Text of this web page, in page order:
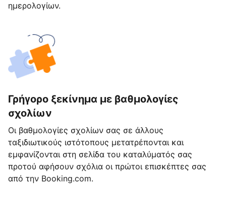
ημερολογίων.
Γρήγορο ξεκίνημα με βαθμολογίες
σχολίων
Οι βαθμολογίες σχολίων σας σε άλλους
ταξιδιωτικούς ιστότοπους μετατρέπονται και
εμφανίζονται στη σελίδα του καταλύματός σας
προτού αφήσουν σχόλια οι πρώτοι επισκέπτες σας
από την Booking.com.